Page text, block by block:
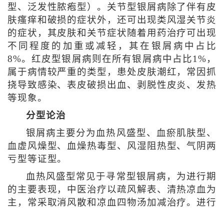
型、泛发性脓疱型）。关节型银屑病除了伴有皮
肤瘙痒和破损的症状外，还可出现类风湿关节炎
的症状，其皮肤和关节症状随着用药治疗可出现
不同程度的加重或减轻，其在银屑病中占比
8%。红皮型银屑病则在所有银屑病中占比1%，
属于病情较严重的类型，患处皮肤潮红，常因抓
挠导致感染、表皮破损出血、剥脱性皮炎、发热
等现象。
分型论治
银屑病主要分为血热风盛型、血瘀肌肤型、
血虚风燥型、血燥热毒型、风湿阻热型、气阴两
亏型等证型。
血热风盛型常见于寻常型银屑病，为进行期
的主要表现，中医治疗以疏风解表、清热凉血为
主，常采取消风散和凉血四物汤加减治疗。进行